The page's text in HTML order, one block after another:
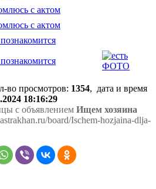
с актом
с актом
во просмотров: 1354, дата и время
18:16:29
с объявлением Ищем хозяина
board/Ischem-hozjaina-dlja-